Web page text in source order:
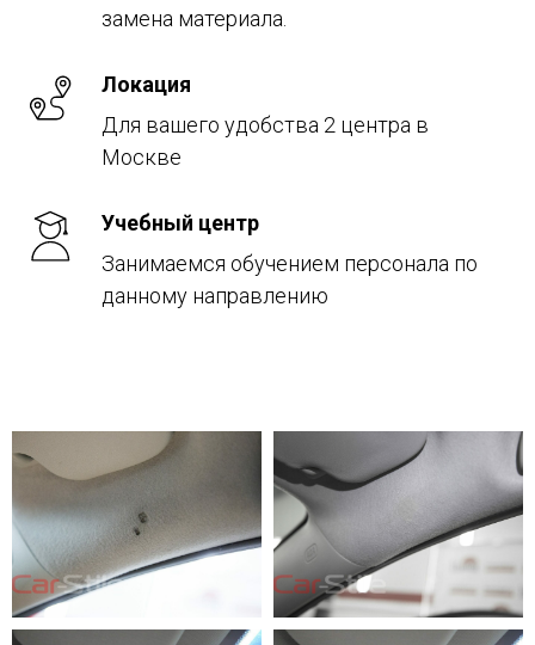
замена материала.
Локация
Для вашего удобства 2 центра в
Москве
Учебный центр
Занимаемся обучением персонала по
данному направлению